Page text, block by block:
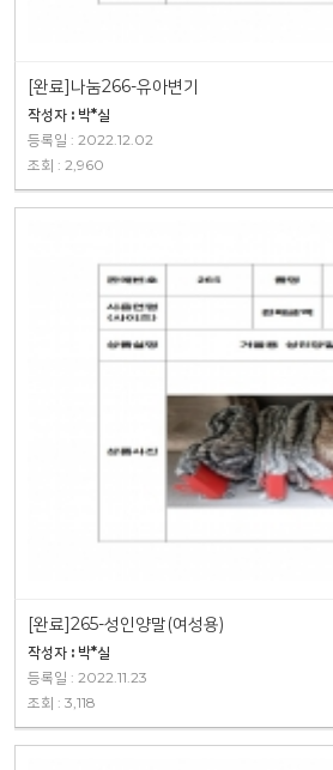
[완료]나눔266-유아변기
작성자 : 박*실
등록일 : 2022.12.02
조회 : 2,960
[완료]265-성인양말(여성용)
작성자 : 박*실
등록일 : 2022.11.23
조회 : 3,118